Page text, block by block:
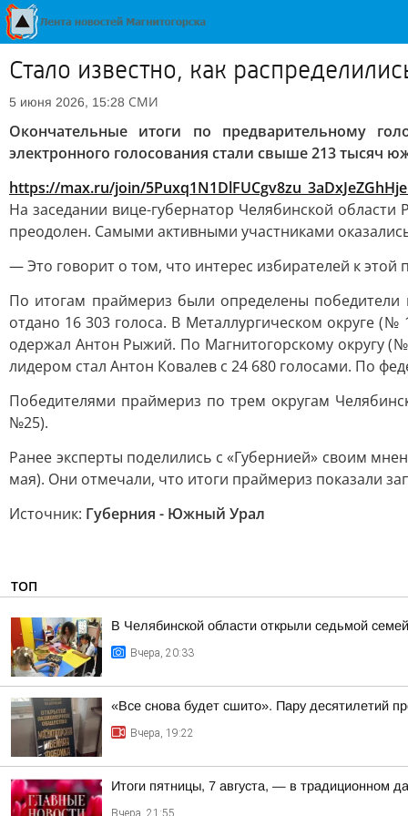
Стало известно, как
5 июня 2026, 15:28 СМИ
Окончательные итоги по предварительному
электронного голосования стали свыше 213 тысяч
https://max.ru/join/
На заседании вице-губернатор Челябинской
преодолен. Самыми активными участниками
— Это говорит о том, что интерес избирателей к
По итогам праймериз были определены
отдано 16 303 голоса. В Металлургическом округе
одержал Антон Рыжий. По Магнитогорскому округу
лидером стал Антон Ковалев с 24 680 голосами. По
Победителями праймериз по трем округам
№25).
Ранее эксперты поделились с «Губернией» своим
мая). Они отмечали, что итоги праймериз показали
Источник: Губерния - Южный Урал
ТОП
В Челябинской области открыли седьмой
Вчера, 20:33
«Все снова будет сшито». Пару десятилетий
Вчера, 19:22
Итоги пятницы, 7 августа, — в традиционном
Вчера, 21:55